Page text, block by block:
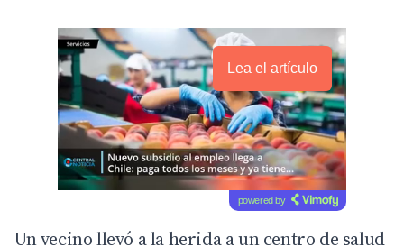
Lea el artículo
powered by
Un vecino llevó a la herida a un centro de salud